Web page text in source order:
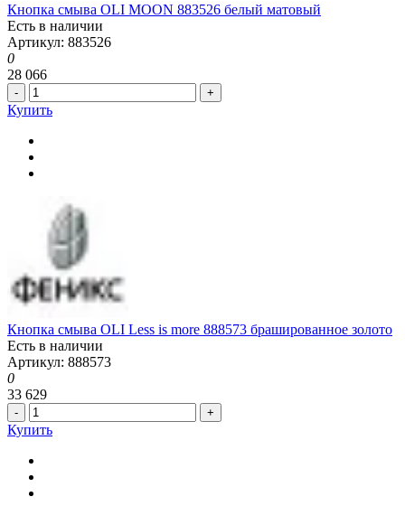
Кнопка смыва OLI MOON 883526 белый матовый
Есть в наличии
Артикул: 883526
0
28 066
- +
Купить
Кнопка смыва OLI Less is more 888573 брашированное золото
Есть в наличии
Артикул: 888573
0
33 629
- +
Купить